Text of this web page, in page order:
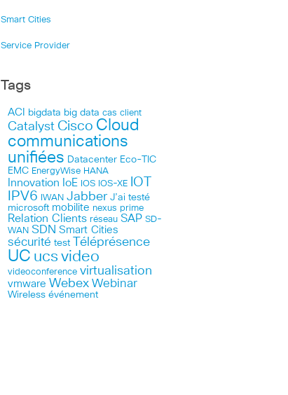
Smart Cities
Service Provider
Tags
ACI bigdata big data cas client
Catalyst Cisco Cloud
communications
unifiées Datacenter Eco-TIC
EMC EnergyWise HANA
Innovation IoE IOS IOS-XE IOT
IPV6 IWAN Jabber J’ai testé
microsoft mobilite nexus prime
Relation Clients réseau SAP SD-
WAN SDN Smart Cities
sécurité test Téléprésence
UC ucs video
videoconference virtualisation
vmware Webex Webinar
Wireless événement